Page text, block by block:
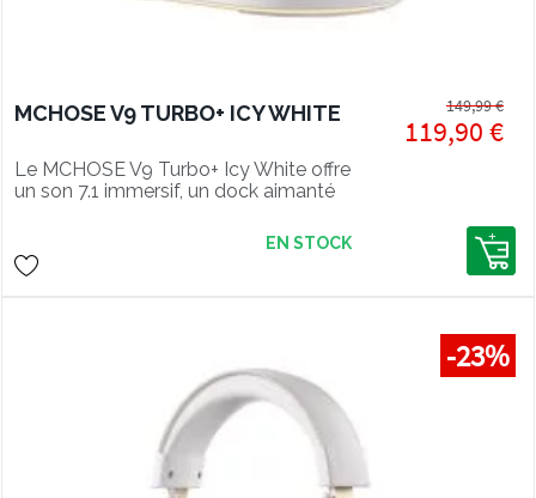
MCHOSE V9 TURBO+ ICY WHITE
Le MCHOSE V9 Turbo+ Icy White offre
un son 7.1 immersif, un dock aimanté
119,90 €
149,99 €
EN STOCK
-23%